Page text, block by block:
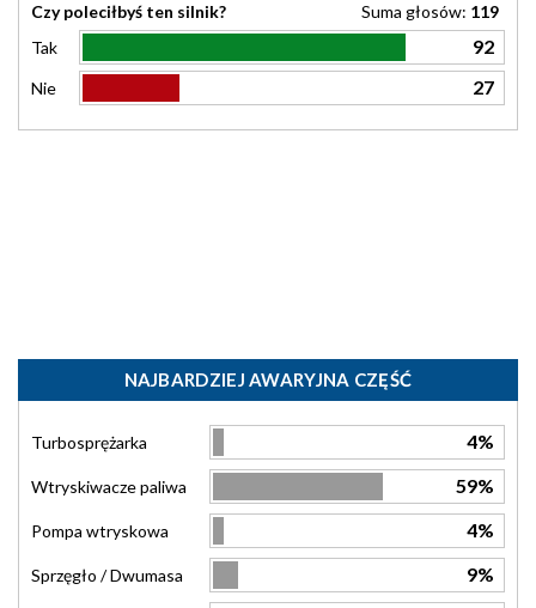
Czy poleciłbyś ten silnik? Suma głosów: 119
Tak
92
Nie 27
NAJBARDZIEJ AWARYJNA CZĘŚĆ
Turbosprężarka 4%
Wtryskiwacze paliwa 59%
Pompa wtryskowa 4%
Sprzęgło / Dwumasa
9%